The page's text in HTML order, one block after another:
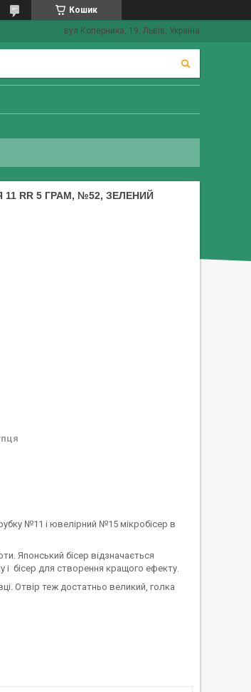
Кошик
вул Коперника, 19, Львів, Україна
11 RR 5 ГРАМ, №52, ЗЕЛЕНИЙ
№11 і ювелірний №15 мікробісер в
Японський бісер відзначається
і бісер для створення кращого ефекту.
Отвір теж достатньо великий, голка